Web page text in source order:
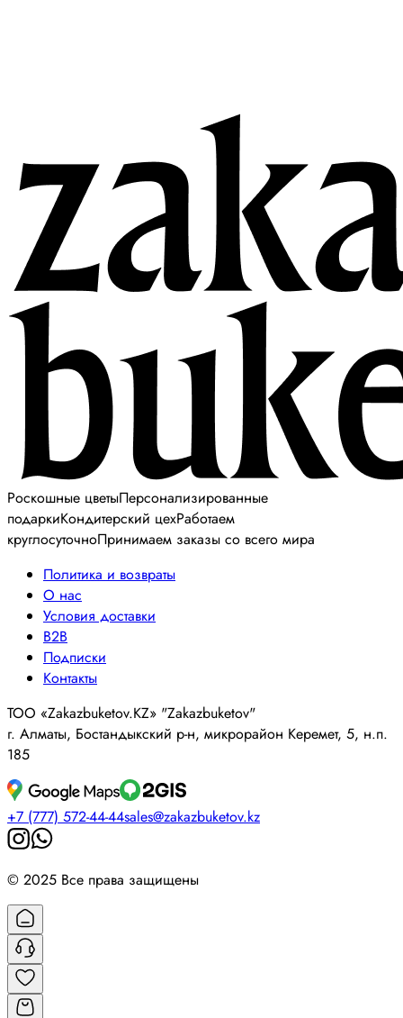
Роскошные цветыПерсонализированные
подаркиКондитерский цехРаботаем
круглосуточноПринимаем заказы со всего мира
Политика и возвраты
О нас
Условия доставки
B2B
Подписки
Контакты
ТОО «Zakazbuketov.KZ» "Zakazbuketov"
г. Алматы, Бостандыкский р-н, микрорайон Керемет, 5, н.п.
185
+7 (777) 572-44-44sales@zakazbuketov.kz
© 2025 Все права защищены